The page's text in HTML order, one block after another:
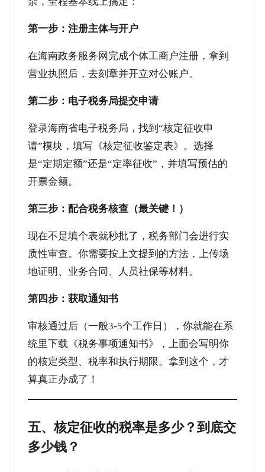
第一步：注册主体与开户
在海南政务服务网完成个体工商户注册，拿到
营业执照后，去刻章并开立对公账户。
第二步：电子税务局提交申请
登录海南省电子税务局，找到“核定征收申
请”模块，填写《核定征收鉴定表》。选择
是“定期定额”还是“定率征收”，并填写预估的
开票金额。
第三步：配合税务核查（最关键！）
现在不是填个表就秒批了，税务部门会进行实
质性审查。你需要按上文提到的方法，上传场
地证明、业务合同、人员社保等材料。
第四步：获取通知书
审核通过后（一般3-5个工作日），你就能在系
统里下载《税务事项通知书》，上面会写明你
的核定类型、税率和执行期限。拿到这个，才
算真正办成了！
五、核定征收的税率是多少？到底交
多少钱？